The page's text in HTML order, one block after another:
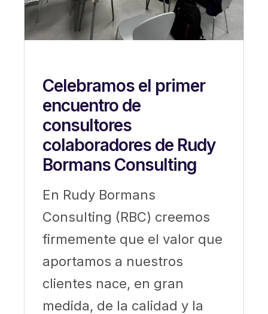
Celebramos el primer
encuentro de
consultores
colaboradores de Rudy
Bormans Consulting
En Rudy Bormans
Consulting (RBC) creemos
firmemente que el valor que
aportamos a nuestros
clientes nace, en gran
medida, de la calidad y la